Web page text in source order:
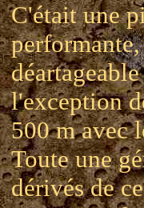
C'était une
l'exception
500 m avec
Toute une
dérivés de